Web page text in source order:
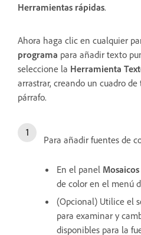
Herramientas rápidas.
Ahora haga clic en cualquier
programa para añadir texto
seleccione la Herramienta
arrastrar, creando un cuadro
párrafo.
Para añadir fuentes de
En el panel
de color en el menú
(Opcional) Utilice el
para examinar y
disponibles para la